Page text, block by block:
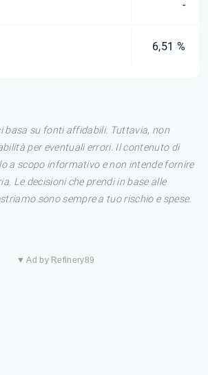
-
6,51 %
basa su fonti affidabili. Tuttavia, non
per eventuali errori. Il contenuto di
a scopo informativo e non intende fornire
Le decisioni che prendi in base alle
sono sempre a tuo rischio e spese.
▼ Ad by Refinery89